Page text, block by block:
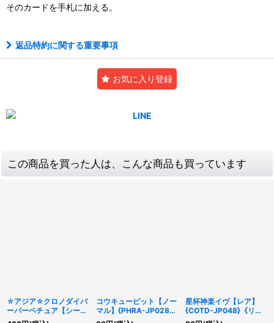
そのカードを手札に加える。
返品特約に関する重要事項
お気に入り登録
この商品を買った人は、こんな商品も買っています
☆アジア☆クロノダイバ
ーパーペチュア【シーク
レット】{アジアEP19-
コウキューピット【ノー
マル】{PHRA-JP028}
《モンスター》
星杯神楽イヴ【レア】
{COTD-JP048}《リン
ク》